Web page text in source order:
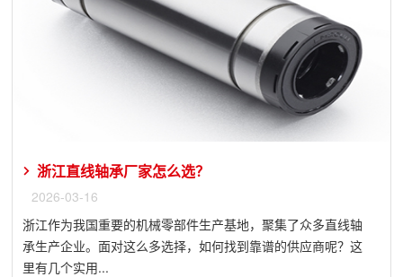
浙江直线轴承厂家怎么选？
2026-03-16
浙江作为我国重要的机械零部件生产基地，聚集了众多直线轴
承生产企业。面对这么多选择，如何找到靠谱的供应商呢？这
里有几个实用...